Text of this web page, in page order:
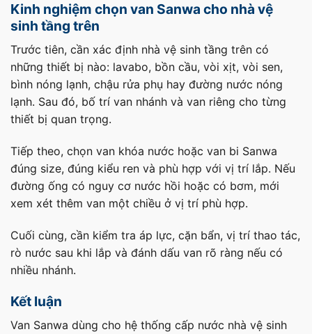
Kinh nghiệm chọn van Sanwa cho nhà vệ
sinh tầng trên
Trước tiên, cần xác định nhà vệ sinh tầng trên có
những thiết bị nào: lavabo, bồn cầu, vòi xịt, vòi sen,
bình nóng lạnh, chậu rửa phụ hay đường nước nóng
lạnh. Sau đó, bố trí van nhánh và van riêng cho từng
thiết bị quan trọng.
Tiếp theo, chọn van khóa nước hoặc van bi Sanwa
đúng size, đúng kiểu ren và phù hợp với vị trí lắp. Nếu
đường ống có nguy cơ nước hồi hoặc có bơm, mới
xem xét thêm van một chiều ở vị trí phù hợp.
Cuối cùng, cần kiểm tra áp lực, cặn bẩn, vị trí thao tác,
rò nước sau khi lắp và đánh dấu van rõ ràng nếu có
nhiều nhánh.
Kết luận
Van Sanwa dùng cho hệ thống cấp nước nhà vệ sinh